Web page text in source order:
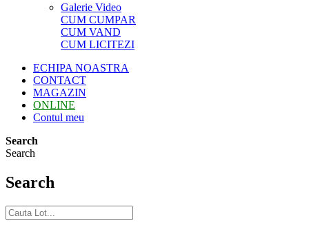
Galerie Video
CUM CUMPAR
CUM VAND
CUM LICITEZI
ECHIPA NOASTRA
CONTACT
MAGAZIN
ONLINE
Contul meu
Search
Search
Search